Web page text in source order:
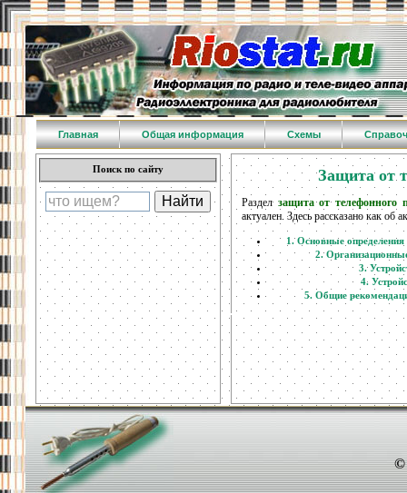
Главная Общая информация Схемы
Поиск по сайту Защита от
Раздел защита от телефонного
актуален. Здесь рассказано как об
1. Основные
2.
3.
4.
5. Общие